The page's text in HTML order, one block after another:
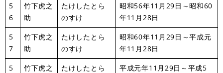
5
6
竹下虎之
助
たけしたとら
のすけ
昭和56年11月29日～昭和60
年11月28日
5
7
竹下虎之
助
たけしたとら
のすけ
昭和60年11月29日～平成元
年11月28日
5
竹下虎之
たけしたとら
平成元年11月29日～平成5